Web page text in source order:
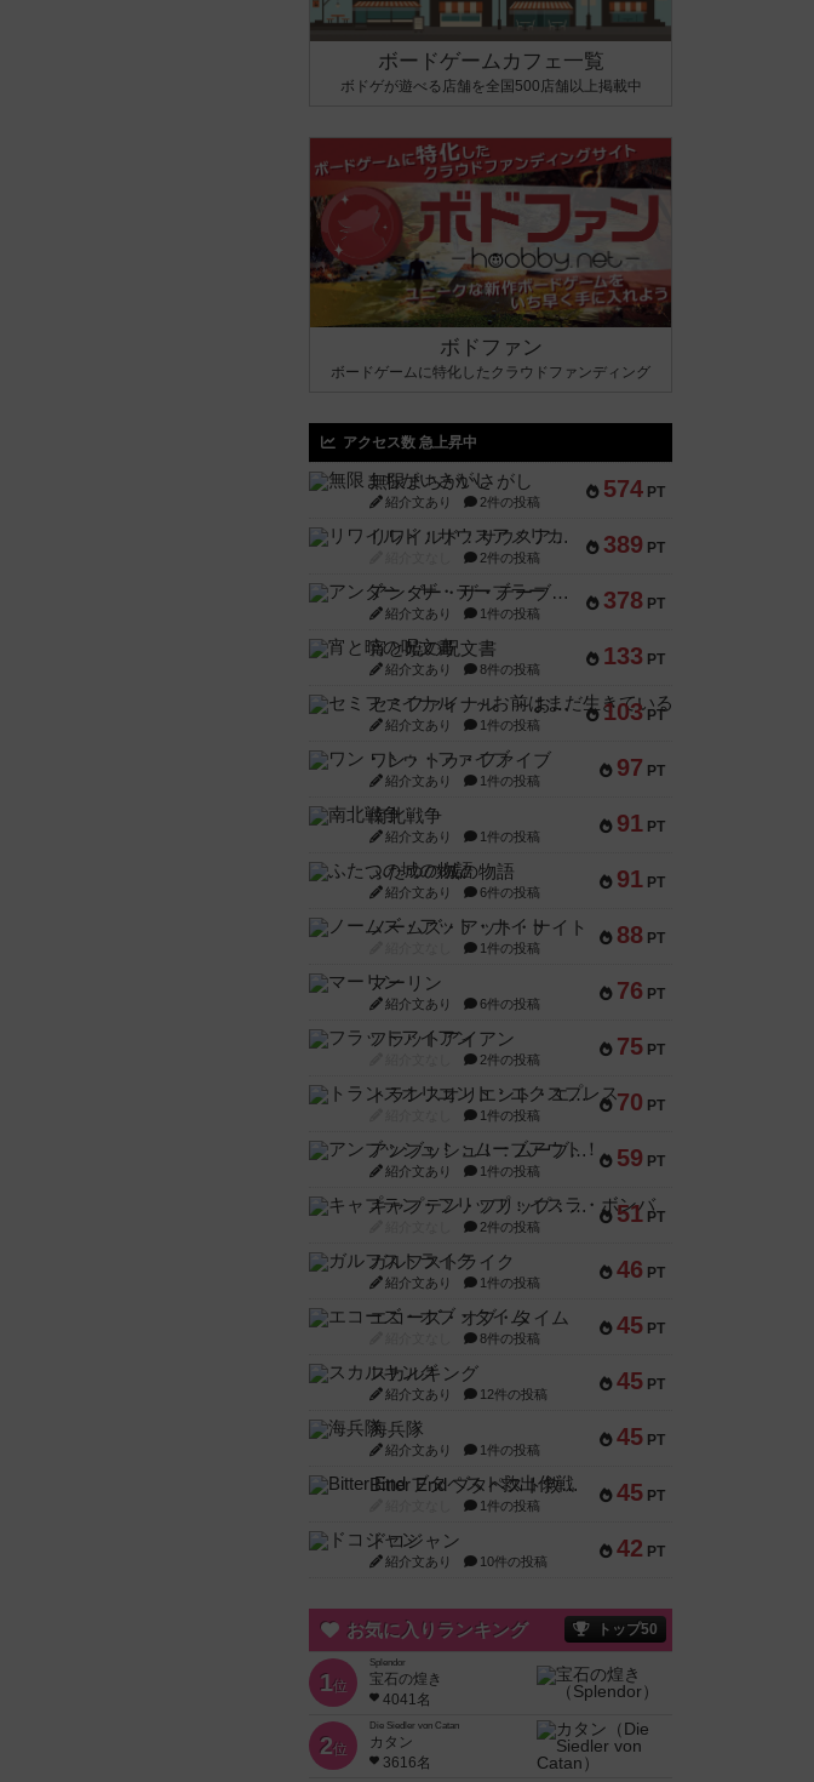
ボードゲームカフェ一覧
ボドゲが遊べる店舗を全国500店舗以上掲載中
ボドファン
ボードゲームに特化したクラウドファンディング
アクセス数 急上昇中
574 PT
無限まちがいさがし
紹介文あり 2件の投稿
389 PT
リワイルド：サウスアメリカ
2件の投稿
378 PT
アンダー・ザ・テーブラー
紹介文あり 1件の投稿
133 PT
宵と暁の呪文書
紹介文あり 8件の投稿
103 PT
セミファイナル ～お前はまだ生きている～
紹介文あり 1件の投稿
97 PT
ワン・トゥ・ファイブ
紹介文あり 1件の投稿
91 PT
南北戦争
紹介文あり 1件の投稿
91 PT
ふたつの城の物語
紹介文あり 6件の投稿
88 PT
ノームズ・アット・ナイト
1件の投稿
76 PT
マーリン
紹介文あり 6件の投稿
75 PT
フラットアイアン
2件の投稿
70 PT
トランスオリエント・エクスプレス
1件の投稿
59 PT
アンブッシュ！：ムーブアウト！
紹介文あり 1件の投稿
51 PT
キャプテン・フリップ：イスラ・ボンバ
2件の投稿
46 PT
ガルフストライク
紹介文あり 1件の投稿
45 PT
エコーズ・オブ・タイム
8件の投稿
45 PT
スカルキング
紹介文あり 12件の投稿
45 PT
海兵隊
紹介文あり 1件の投稿
45 PT
Bitter End ブタペスト救出作戦
1件の投稿
42 PT
ドコジャン
紹介文あり 10件の投稿
お気に入りランキング トップ50
1位
Splendor
宝石の煌き
4041名
2位
Die Siedler von Catan
カタン
3616名